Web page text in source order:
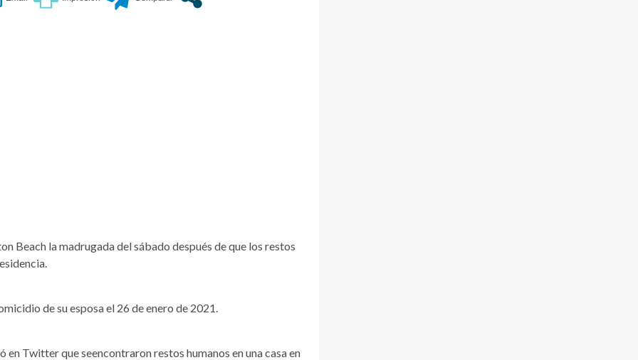
Beach la madrugada del sábado después de que los restos
de su esposa el 26 de enero de 2021.
Twitter que seencontraron restos humanos en una casa en